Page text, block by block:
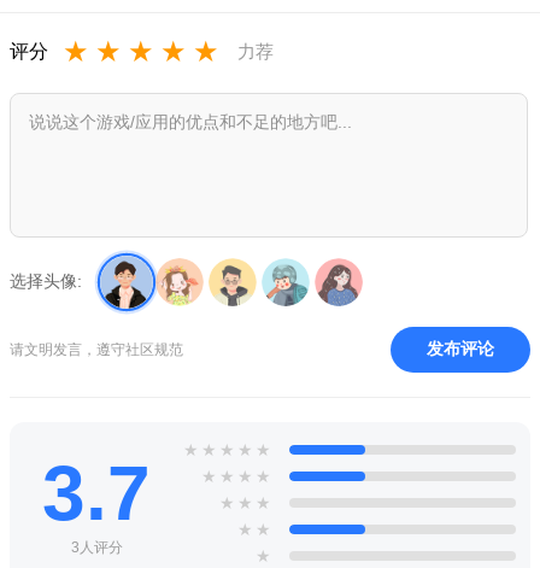
评分 ★ ★ ★ ★ ★ 力荐
选择头像:
请文明发言，遵守社区规范 发布评论
3.7
3人评分
★ ★ ★ ★ ★
★ ★ ★ ★
★ ★ ★
★ ★
★